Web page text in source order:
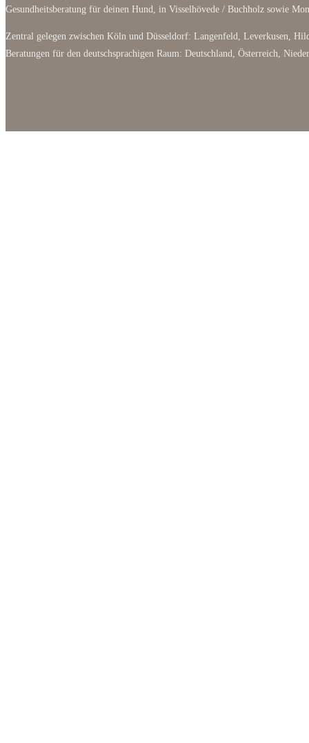
Gesundheitsberatung für deinen Hund, in Visselhövede / Buchholz sowie
Zentral gelegen zwischen Köln und Düsseldorf: Langenfeld, Leverkusen,
Beratungen für den deutschsprachigen Raum: Deutschland, Österreich,